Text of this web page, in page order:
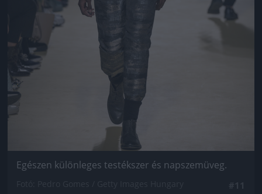
Egészen különleges testékszer és napszemüveg.